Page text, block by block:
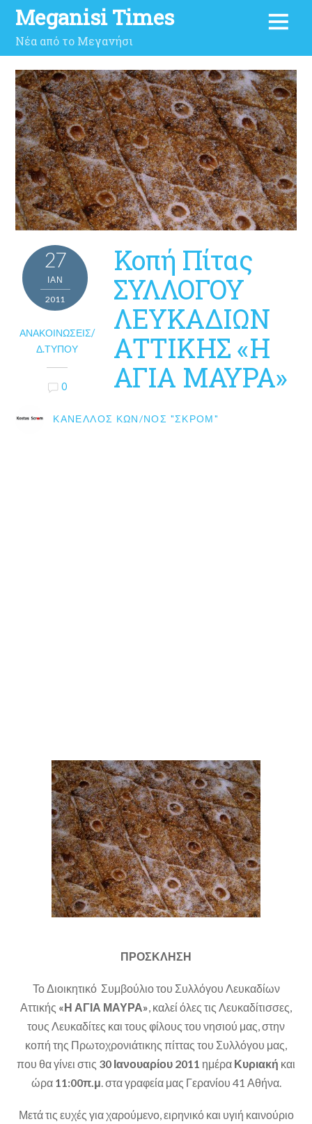
Meganisi Times
Νέα από το Μεγανήσι
27
ΙΑΝ
2011
ΑΝΑΚΟΙΝΏΣΕΙΣ/
Δ.ΤΎΠΟΥ
0
Κοπή Πίτας
ΣΥΛΛΟΓΟΥ
ΛΕΥΚΑΔΙΩΝ
ΑΤΤΙΚΗΣ «Η
ΑΓΙΑ ΜΑΥΡΑ»
ΚΑΝΈΛΛΟΣ ΚΩΝ/ΝΟΣ "ΣΚΡΟΜ"
ΠΡΟΣΚΛΗΣΗ
Το Διοικητικό Συμβούλιο του Συλλόγου Λευκαδίων
Αττικής «Η ΑΓΙΑ ΜΑΥΡΑ», καλεί όλες τις Λευκαδίτισσες,
τους Λευκαδίτες και τους φίλους του νησιού μας, στην
κοπή της Πρωτοχρονιάτικης πίττας του Συλλόγου μας,
που θα γίνει στις 30 Ιανουαρίου 2011 ημέρα Κυριακή και
ώρα 11:00π.μ. στα γραφεία μας Γερανίου 41 Αθήνα.
Μετά τις ευχές για χαρούμενο, ειρηνικό και υγιή καινούριο